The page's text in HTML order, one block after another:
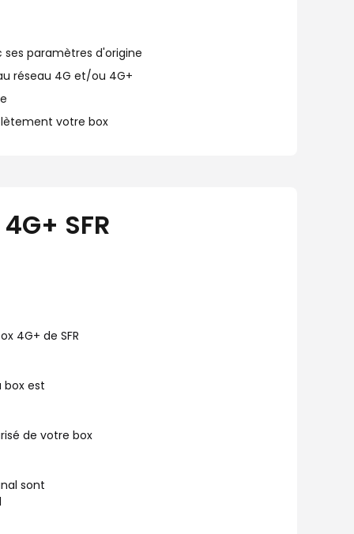
paramètres d'origine
réseau 4G et/ou 4G+
votre box
SFR
4G+ de SFR
box est
de votre box
sont